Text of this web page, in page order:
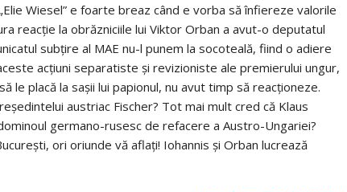
Wiesel” e foarte breaz când e vorba să înfiereze valorile
reacţie la obrăzniciile lui Viktor Orban a avut-o deputatul
subţire al MAE nu-l punem la socoteală, fiind o adiere
acţiuni separatiste şi revizioniste ale premierului ungur,
le placă la saşii lui papionul, nu avut timp să reacţioneze.
austriac Fischer? Tot mai mult cred că Klaus
germano-rusesc de refacere a Austro-Ungariei?
ori oriunde vă aflaţi! Iohannis şi Orban lucrează